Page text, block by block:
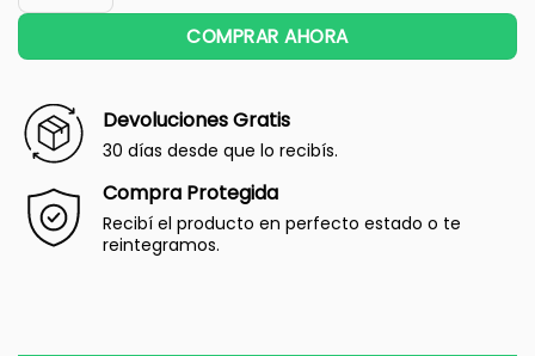
COMPRAR AHORA
Devoluciones Gratis
30 días desde que lo recibís.
Compra Protegida
Recibí el producto en perfecto estado o te
reintegramos.